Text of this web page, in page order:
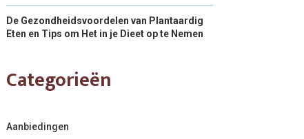
De Gezondheidsvoordelen van Plantaardig
Eten en Tips om Het in je Dieet op te Nemen
Categorieën
Aanbiedingen